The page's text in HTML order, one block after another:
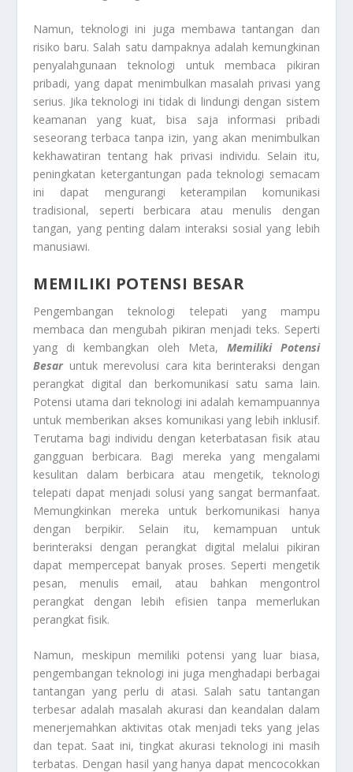
Namun, teknologi ini juga membawa tantangan dan
risiko baru. Salah satu dampaknya adalah kemungkinan
penyalahgunaan teknologi untuk membaca pikiran
pribadi, yang dapat menimbulkan masalah privasi yang
serius. Jika teknologi ini tidak di lindungi dengan sistem
keamanan yang kuat, bisa saja informasi pribadi
seseorang terbaca tanpa izin, yang akan menimbulkan
kekhawatiran tentang hak privasi individu. Selain itu,
peningkatan ketergantungan pada teknologi semacam
ini dapat mengurangi keterampilan komunikasi
tradisional, seperti berbicara atau menulis dengan
tangan, yang penting dalam interaksi sosial yang lebih
manusiawi.
MEMILIKI POTENSI BESAR
Pengembangan teknologi telepati yang mampu
membaca dan mengubah pikiran menjadi teks. Seperti
yang di kembangkan oleh Meta, Memiliki Potensi
Besaruntuk merevolusi cara kita berinteraksi dengan
perangkat digital dan berkomunikasi satu sama lain.
Potensi utama dari teknologi ini adalah kemampuannya
untuk memberikan akses komunikasi yang lebih inklusif.
Terutama bagi individu dengan keterbatasan fisik atau
gangguan berbicara. Bagi mereka yang mengalami
kesulitan dalam berbicara atau mengetik, teknologi
telepati dapat menjadi solusi yang sangat bermanfaat.
Memungkinkan mereka untuk berkomunikasi hanya
dengan berpikir. Selain itu, kemampuan untuk
berinteraksi dengan perangkat digital melalui pikiran
dapat mempercepat banyak proses. Seperti mengetik
pesan, menulis email, atau bahkan mengontrol
perangkat dengan lebih efisien tanpa memerlukan
perangkat fisik.
Namun, meskipun memiliki potensi yang luar biasa,
pengembangan teknologi ini juga menghadapi berbagai
tantangan yang perlu di atasi. Salah satu tantangan
terbesar adalah masalah akurasi dan keandalan dalam
menerjemahkan aktivitas otak menjadi teks yang jelas
dan tepat. Saat ini, tingkat akurasi teknologi ini masih
terbatas. Dengan hasil yang hanya dapat mencocokkan